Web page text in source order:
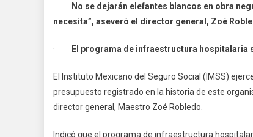
·
No se dejarán elefantes blancos en obra
necesita”, aseveró el director general, Zoé
· El programa de infraestructura hospitalaria
El Instituto Mexicano del Seguro Social (IMSS)
presupuesto registrado en la historia de este
director general, Maestro Zoé Robledo.
Indicó que el programa de infraestructura